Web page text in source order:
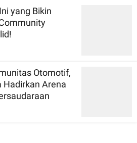
yang Bikin
Otomotif,
Hadirkan Arena